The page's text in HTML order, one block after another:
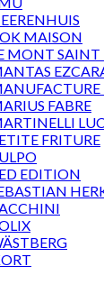
MAISON
MONT
FABRE
FRITURE
EDITION